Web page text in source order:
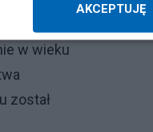
w wieku
został
AKCEPTUJĘ